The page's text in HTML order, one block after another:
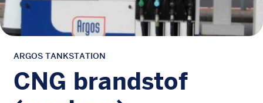
ARGOS TANKSTATION
CNG brandstof